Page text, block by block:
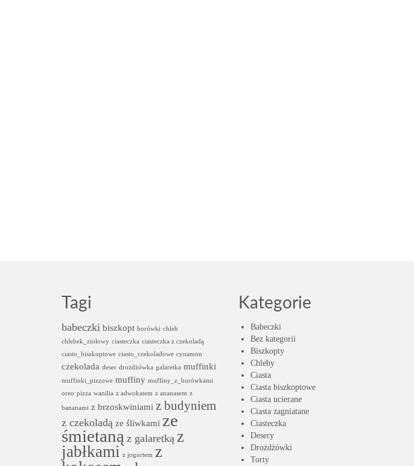
Tagi
babeczki biszkopt borówki chleb
chlebek_ziołowy ciasteczka ciasteczka z czekoladą
ciasto_biszkoptowe ciasto_czekoladowe cynamon
czekolada deser drożdżówka galaretka muffinki
muffinki_pizzowe muffiny muffiny_z_borówkami
oreo pizza wanilia z adwokatem z ananasem z
bananami z brzoskwiniami z budyniem
z czekoladą ze śliwkami ze
śmietaną z galaretką z
jabłkami z jogurtem z
Kategorie
Babeczki
Bez kategorii
Biszkopty
Chleby
Ciasta
Ciasta biszkoptowe
Ciasta ucierane
Ciasta zagniatane
Ciasteczka
Desery
Drożdżówki
Torty